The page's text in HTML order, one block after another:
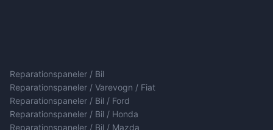
Reparationspaneler / Bil
Reparationspaneler / Varevogn / Fiat
Reparationspaneler / Bil / Ford
Reparationspaneler / Bil / Honda
Reparationspaneler / Bil / Mazda